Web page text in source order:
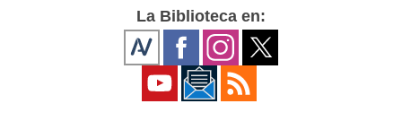
La Biblioteca en: